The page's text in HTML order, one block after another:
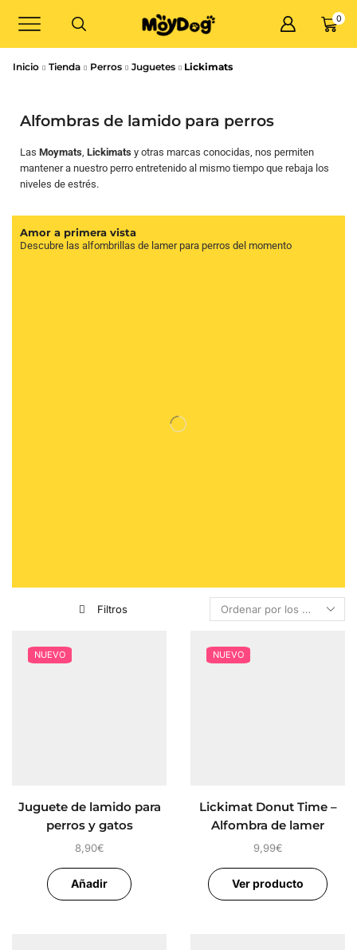
0
Inicio Tienda Perros Juguetes Lickimats
Alfombras de lamido para perros
Las Moymats, Lickimats y otras marcas conocidas, nos permiten
mantener a nuestro perro entretenido al mismo tiempo que rebaja los
niveles de estrés.
Amor a primera vista
Descubre las alfombrillas de lamer para perros del momento
Filtros
NUEVO
Juguete de lamido para
perros y gatos
8,90€
Añadir
NUEVO
Lickimat Donut Time –
Alfombra de lamer
perros
9,99€
Ver producto